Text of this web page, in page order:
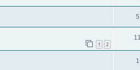
5
1 2
11
1